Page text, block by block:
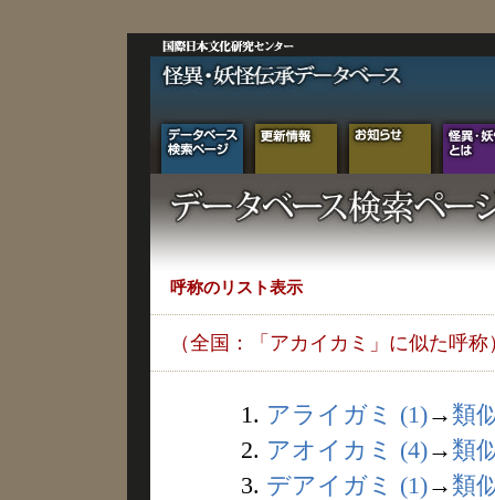
呼称のリスト表示
（全国：「アカイカミ」に似た呼称
1. アライガミ (1)→ 類
2. アオイカミ (4)→ 類
3. デアイガミ (1)→ 類